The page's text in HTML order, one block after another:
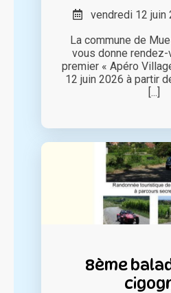
vendredi 12 juin
La commune de
vous donne
premier « Apéro
12 juin 2026 à partir
[...]
8ème